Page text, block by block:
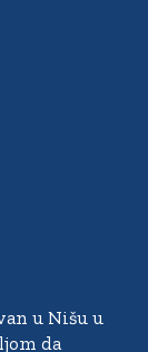
u Nišu u
da